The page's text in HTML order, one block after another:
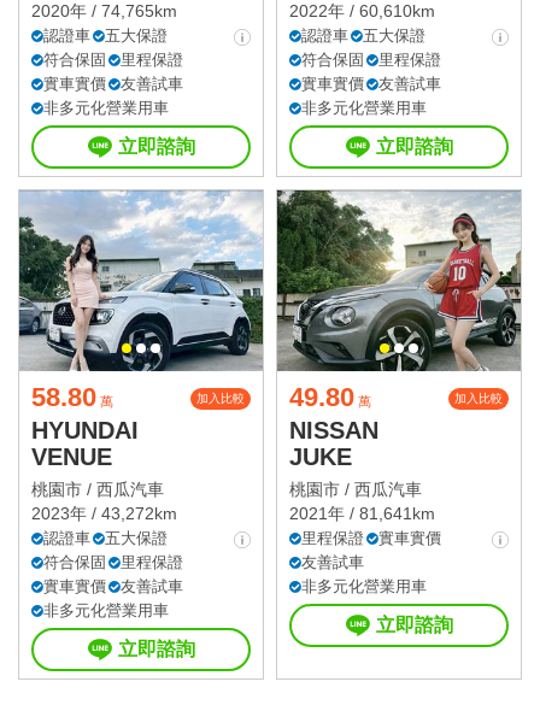
2020年 / 74,765km
認證車
五大保證
符合保固
里程保證
實車實價
友善試車
非多元化營業用車
立即諮詢
2022年 / 60,610km
認證車
五大保證
符合保固
里程保證
實車實價
友善試車
非多元化營業用車
立即諮詢
58.80 萬 加入比較
HYUNDAI
VENUE
桃園市 / 西瓜汽車
2023年 / 43,272km
認證車
五大保證
符合保固
里程保證
實車實價
友善試車
非多元化營業用車
立即諮詢
49.80 萬 加入比較
NISSAN
JUKE
桃園市 / 西瓜汽車
2021年 / 81,641km
里程保證
實車實價
友善試車
非多元化營業用車
立即諮詢